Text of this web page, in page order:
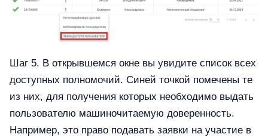
Шаг 5. В открывшемся окне вы увидите список всех
доступных полномочий. Синей точкой помечены те
из них, для получения которых необходимо выдать
пользователю машиночитаемую доверенность.
Например, это право подавать заявки на участие в